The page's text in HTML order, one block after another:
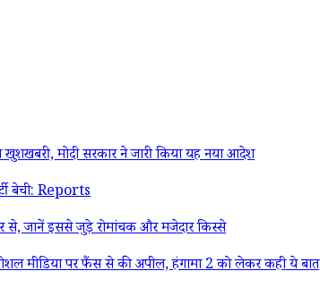
मोदी सरकार ने जारी किया यह नया आदेश
बेची: Reports
जानें इससे जुड़े रोमांचक और मजेदार किस्से
मीडिया पर फैंस से की अपील, हंगामा 2 को लेकर कही ये बात